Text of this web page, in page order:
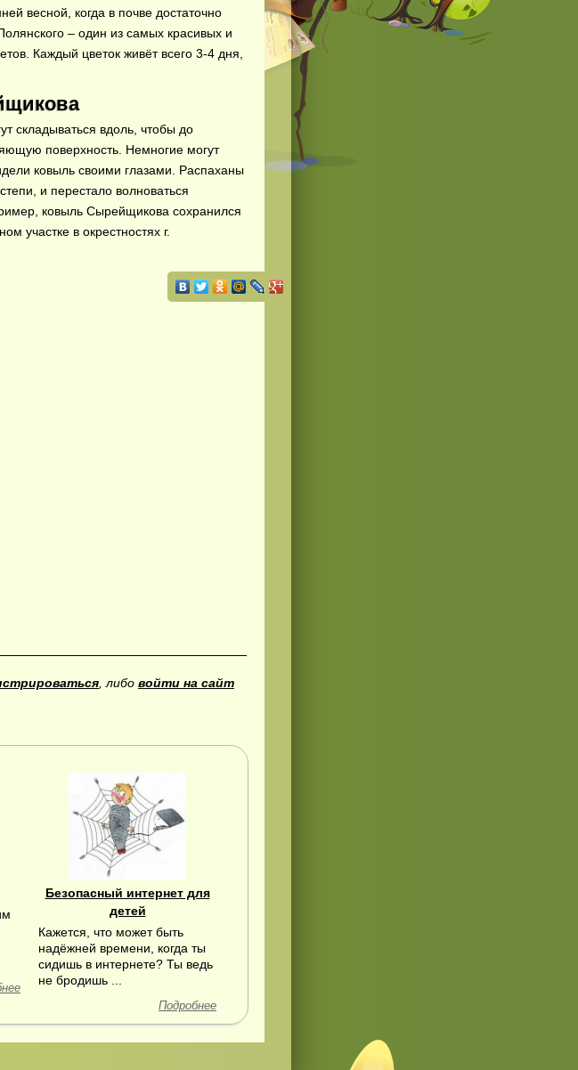
весной, когда в почве достаточно
– один из самых красивых и
Каждый цветок живёт всего 3-4 дня,
складываться вдоль, чтобы до
поверхность. Немногие могут
ковыль своими глазами. Распаханы
и перестало волноваться
ковыль Сырейщикова сохранился
участке в окрестностях г.
, либо войти на сайт
Безопасный интернет для
детей
Кажется, что может быть
надёжней времени, когда ты
сидишь в интернете? Ты ведь
не бродишь ...
Подробнее